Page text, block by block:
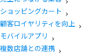
ショッピングカート
顧客ロイヤリティを向上
モバイルアプリ
複数店舗との連携